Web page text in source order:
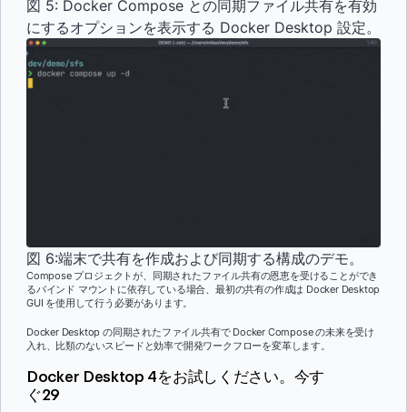
図 5: Docker Compose との同期ファイル共有を有効
にするオプションを表示する Docker Desktop 設定。
図 6:端末で共有を作成および同期する構成のデモ。
Compose プロジェクトが、同期されたファイル共有の恩恵を受けることができ
るバインド マウントに依存している場合、最初の共有の作成は Docker Desktop
GUI を使用して行う必要があります。
Docker Desktop の同期されたファイル共有で Docker Compose の未来を受け
入れ、比類のないスピードと効率で開発ワークフローを変革します。
Docker Desktop 4をお試しください。今す
ぐ29